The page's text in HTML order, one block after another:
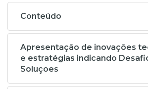
Conteúdo
Apresentação de inovações
e estratégias indicando
Soluções